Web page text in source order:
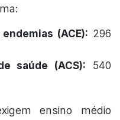
(ACE): 296
saúde (ACS): 540
ensino médio